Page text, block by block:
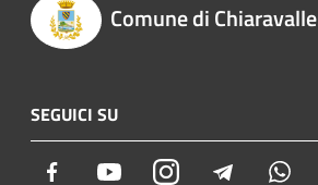
Comune di Chiaravalle
SEGUICI SU
Facebook YoutubeInstagram Telegram